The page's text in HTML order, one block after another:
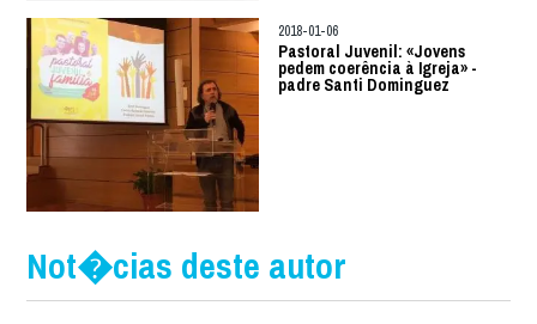
2018-01-06
Pastoral Juvenil: «Jovens
pedem coerência à Igreja» -
padre Santi Dominguez
Not�cias deste autor